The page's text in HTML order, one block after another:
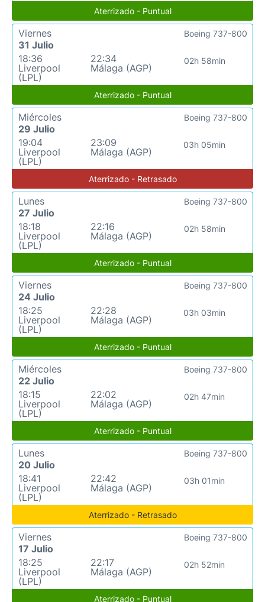
Aterrizado - Puntual
Viernes
31 Julio
18:36
Liverpool
(LPL)
22:34
Málaga (AGP)
02h 58min
Boeing 737-800
Aterrizado - Puntual
Miércoles
29 Julio
19:04
Liverpool
(LPL)
23:09
Málaga (AGP)
03h 05min
Boeing 737-800
Aterrizado - Retrasado
Lunes
27 Julio
18:18
Liverpool
(LPL)
22:16
Málaga (AGP)
02h 58min
Boeing 737-800
Aterrizado - Puntual
Viernes
24 Julio
18:25
Liverpool
(LPL)
22:28
Málaga (AGP)
03h 03min
Boeing 737-800
Aterrizado - Puntual
Miércoles
22 Julio
18:15
Liverpool
(LPL)
22:02
Málaga (AGP)
02h 47min
Boeing 737-800
Aterrizado - Puntual
Lunes
20 Julio
18:41
Liverpool
(LPL)
22:42
Málaga (AGP)
03h 01min
Boeing 737-800
Aterrizado - Retrasado
Viernes
17 Julio
18:25
Liverpool
(LPL)
22:17
Málaga (AGP)
02h 52min
Boeing 737-800
Aterrizado - Puntual